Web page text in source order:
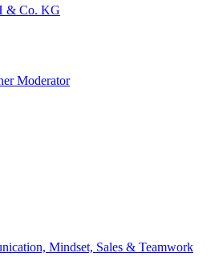
& Co. KG
Moderator
Mindset, Sales & Teamwork